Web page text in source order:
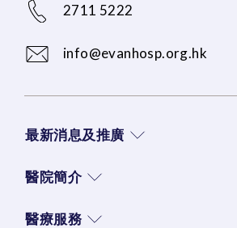
2711 5222
info@evanhosp.org.hk
最新消息及推廣
醫院簡介
醫療服務